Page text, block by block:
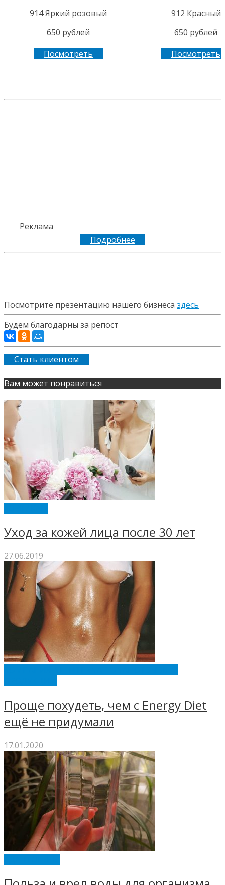
914 Яркий розовый
650 рублей
Посмотреть
912 Красный
650 рублей
Посмотреть
Реклама
Подробнее
Посмотрите презентацию нашего бизнеса здесь
Будем благодарны за репост
Стать клиентом
Вам может понравиться
Уход за кожей лица после 30 лет
27.06.2019
Проще похудеть, чем с Energy Diet
ещё не придумали
17.01.2020